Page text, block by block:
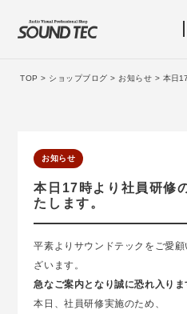
TOP > ショップブログ > お知らせ > 本日
お知らせ
本日17時より社員研修
たします。
平素よりサウンドテックをご愛
ざいます。
急なご案内となり誠に恐れ入りま
本日、社員研修実施のため、